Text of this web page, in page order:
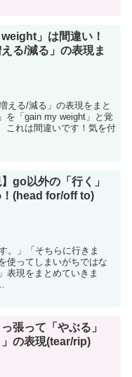
weight」は間違い！
える/減る」の表現ま
える/減る」の表現をまと
を「gain my weight」と覚
これは間違いです！気を付
】go以外の「行く」
！(head for/off to)
。」「そちらに行きま
使ってしまいがちではな
表現をまとめていきま
張って「やぶる」
」の表現(tear/rip)